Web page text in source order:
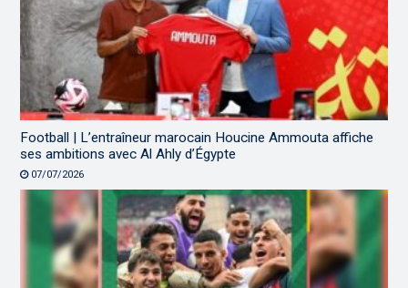
Football | L’entraîneur marocain Houcine Ammouta affiche
ses ambitions avec Al Ahly d’Égypte
07/07/2026